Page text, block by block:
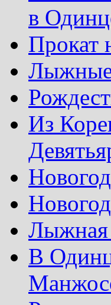
в
Прокат
Лыжные
Из
Лыжная
В